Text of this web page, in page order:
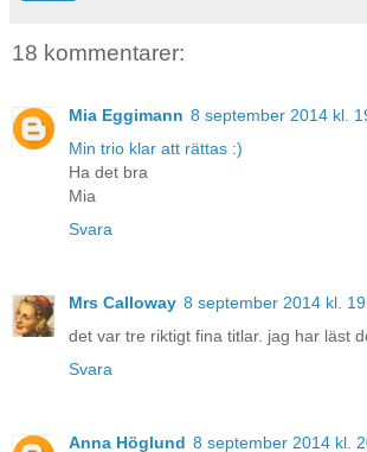
18 kommentarer:
Mia Eggimann 8 september 2014 kl.
Min trio klar att rättas :)
Ha det bra
Mia
Svara
Mrs Calloway 8 september 2014 kl.
det var tre riktigt fina titlar. jag har läst
Svara
Anna Höglund 8 september 2014 kl.